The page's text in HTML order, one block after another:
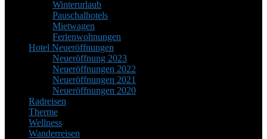
Winterurlaub
Pauschalhotels
Mietwagen
Ferienwohnungen
Hotel Neueröffnungen
Neueröffnung 2023
Neueröffnungen 2022
Neueröffnungen 2021
Neueröffnungen 2020
Radreisen
Therme
Wellness
Wanderreisen